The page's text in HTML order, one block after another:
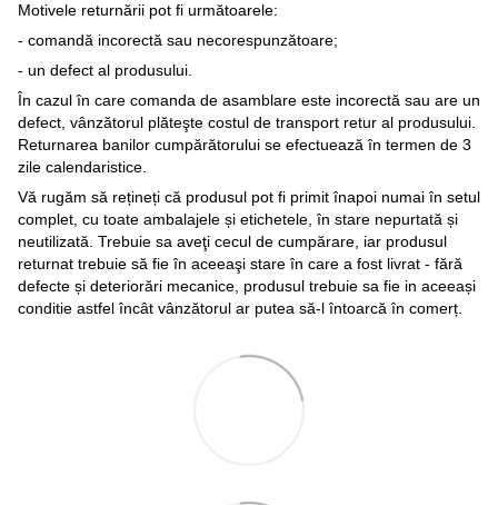
Motivele returnării pot fi următoarele:
- comandă incorectă sau necorespunzătoare;
- un defect al produsului.
În cazul în care comanda de asamblare este incorectă sau are un
defect, vânzătorul plăteşte costul de transport retur al produsului.
Returnarea banilor cumpărătorului se efectuează în termen de 3
zile calendaristice.
Vă rugăm să rețineți că produsul pot fi primit înapoi numai în setul
complet, cu toate ambalajele și etichetele, în stare nepurtată și
neutilizată. Trebuie sa aveţi cecul de cumpărare, iar produsul
returnat trebuie să fie în aceeaşi stare în care a fost livrat - fără
defecte și deteriorări mecanice, produsul trebuie sa fie in aceeași
conditie astfel încât vânzătorul ar putea să-l întoarcă în comerț.